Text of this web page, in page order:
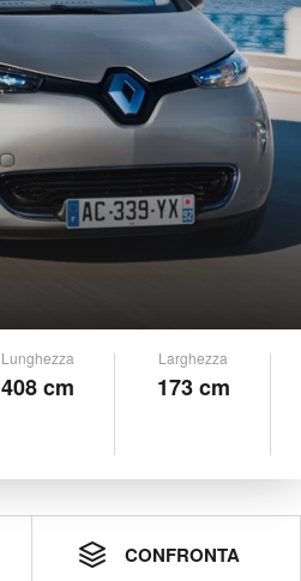
Lunghezza
408 cm
Larghezza
173 cm
CONFRONTA